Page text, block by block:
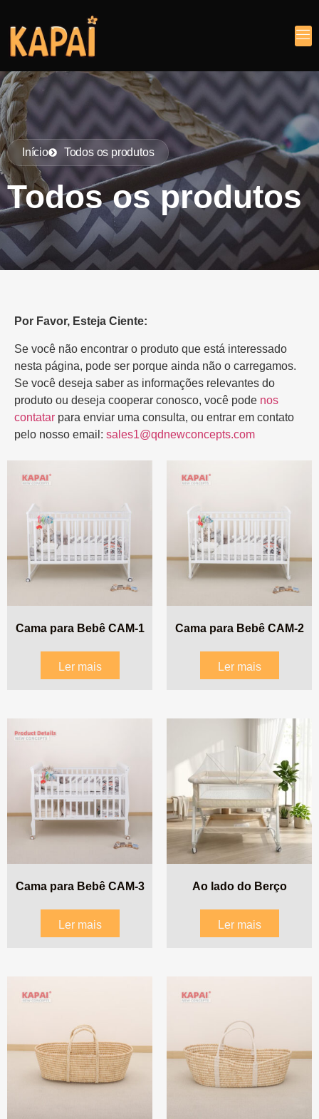
Início Todos os produtos
Todos os produtos
Por Favor, Esteja Ciente:
Se você não encontrar o produto que está interessado
nesta página, pode ser porque ainda não o carregamos.
Se você deseja saber as informações relevantes do
produto ou deseja cooperar conosco, você pode nos
contatar para enviar uma consulta, ou entrar em contato
pelo nosso email: sales1@qdnewconcepts.com
Cama para Bebê CAM-1
Ler mais
Cama para Bebê CAM-2
Ler mais
Cama para Bebê CAM-3
Ler mais
Ao lado do Berço
Ler mais